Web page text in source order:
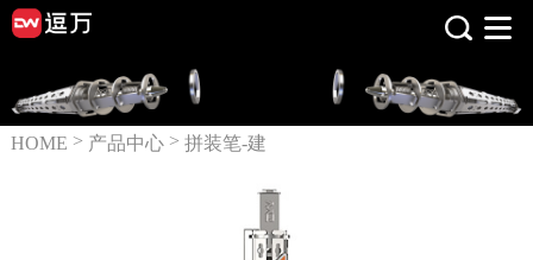
HOME > 产品中心> 拼装笔-建